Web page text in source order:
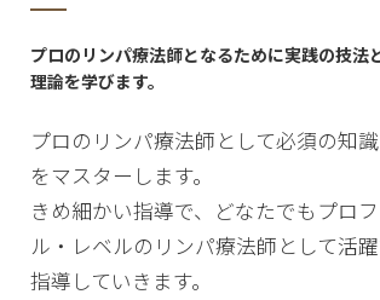
プロのリンパ療法師となるために実践の技法
理論を学びます。
プロのリンパ療法師として必須の知
をマスターします。
きめ細かい指導で、どなたでもプロ
ル・レベルのリンパ療法師として活
指導していきます。